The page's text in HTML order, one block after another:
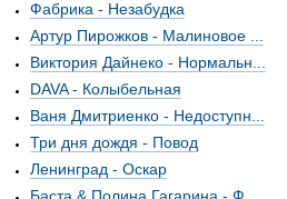
Фабрика - Незабудка
Артур Пирожков - Малиновое ...
Виктория Дайнеко - Нормальн...
DAVA - Колыбельная
Ваня Дмитриенко - Недоступн...
Три дня дождя - Повод
Ленинград - Оскар